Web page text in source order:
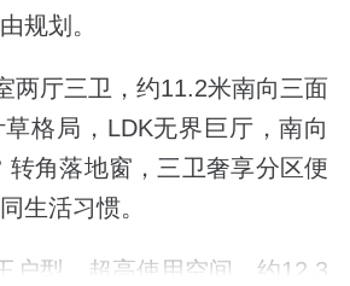
规划。
两厅三卫，约11.2米南向三面
格局，LDK无界巨厅，南向
转角落地窗，三卫奢享分区便
生活习惯。
户型，超高使用空间，约12.3